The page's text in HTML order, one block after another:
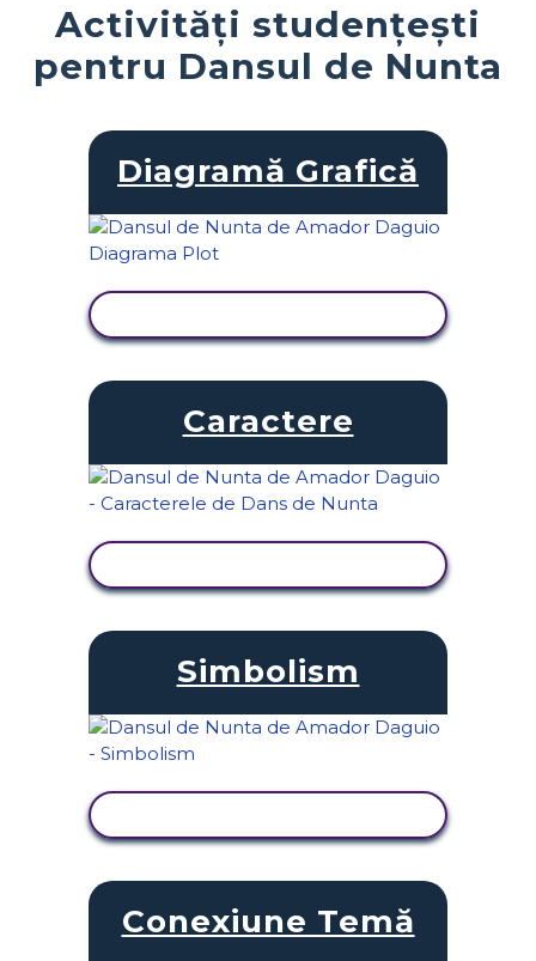
Activități studențești
pentru Dansul de Nunta
Diagramă Grafică
Caractere
Simbolism
Conexiune Temă